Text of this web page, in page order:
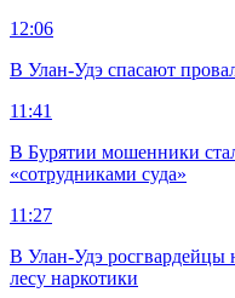
12:06
В Улан-Удэ спасают
11:41
В Бурятии мошенники
«сотрудниками суда»
11:27
В Улан-Удэ росгвардейцы
лесу наркотики